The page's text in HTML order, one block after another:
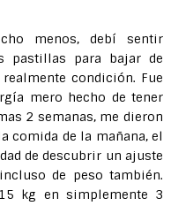
menos, debí sentir
pastillas para bajar de
condición. Fue
mero hecho de tener
2 semanas, me dieron
comida de la mañana, el
de descubrir un ajuste
de peso también.
kg en simplemente 3